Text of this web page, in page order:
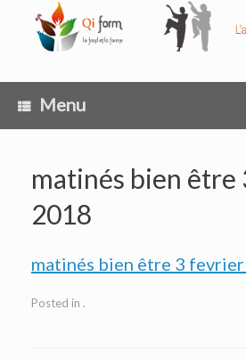
content
Menu
matinés bien
2018
matinés bien être 3
Posted in .